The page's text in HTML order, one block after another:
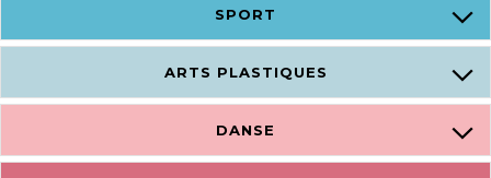
SPORT
ARTS PLASTIQUES
DANSE